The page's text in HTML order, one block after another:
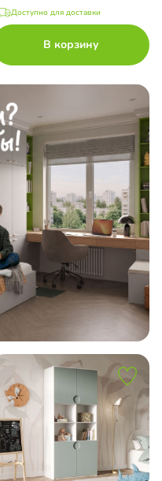
Доступно для доставки
В корзину